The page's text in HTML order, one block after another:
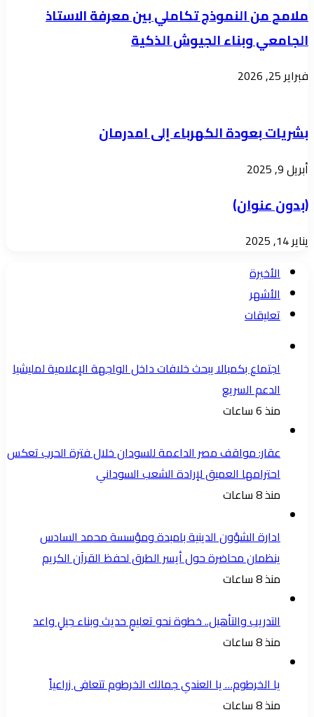
مشروع
الإخضاع
ملامح من النموذج تكاملي بين معرفة الاستاذ
الجامعي وبناء الجيوش الذكية
فبراير 25, 2026
بشريات بعودة الكهرباء إلى امدرمان
أبريل 9, 2025
(بدون عنوان)
يناير 14, 2025
الأخيرة
الأشهر
تعليقات
اجتماع بكمبالا يبحث خلافات داخل الواجهة الإعلامية لمليشيا
الدعم السريع
منذ 6 ساعات
عقار: مواقف مصر الداعمة للسودان خلال فترة الحرب تعكس
احترامها العميق لإرادة الشعب السوداني
منذ 8 ساعات
ادارة الشؤون الدينية بامبدة ومؤسسة محمد السادس
ينظمان محاضرة حول أيسر الطرق لحفظ القرآن الكريم
منذ 8 ساعات
التدريب والتأهيل.. خطوة نحو تعليمٍ حديث وبناء جيلٍ واعد
منذ 8 ساعات
يا الخرطوم… يا العندي جمالك الخرطوم تتعافى زراعياً
منذ 8 ساعات